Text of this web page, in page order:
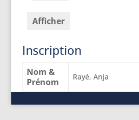
Afficher
Inscription
Nom &
Prénom
Rayé, Anja